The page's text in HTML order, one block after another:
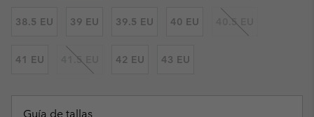
38.5 EU 39 EU 39.5 EU 40 EU 40.5 EU
41 EU 41.5 EU 42 EU 43 EU
Guía de tallas